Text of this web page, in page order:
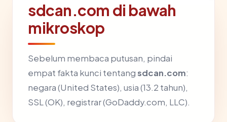
sdcan.com di bawah
mikroskop
Sebelum membaca putusan, pindai
empat fakta kunci tentangsdcan.com:
negara (United States), usia (13.2 tahun),
SSL (OK), registrar (GoDaddy.com, LLC).